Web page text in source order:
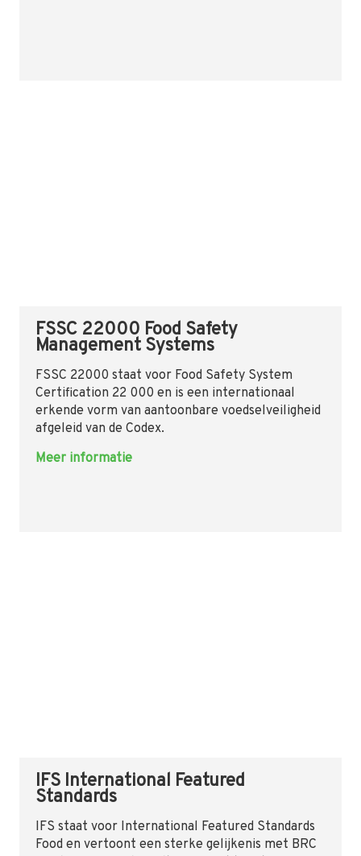
FSSC 22000 Food Safety
Management Systems
FSSC 22000 staat voor Food Safety System
Certification 22 000 en is een internationaal
erkende vorm van aantoonbare voedselveiligheid
afgeleid van de Codex.
Meer informatie
IFS International Featured
Standards
IFS staat voor International Featured Standards
Food en vertoont een sterke gelijkenis met BRC